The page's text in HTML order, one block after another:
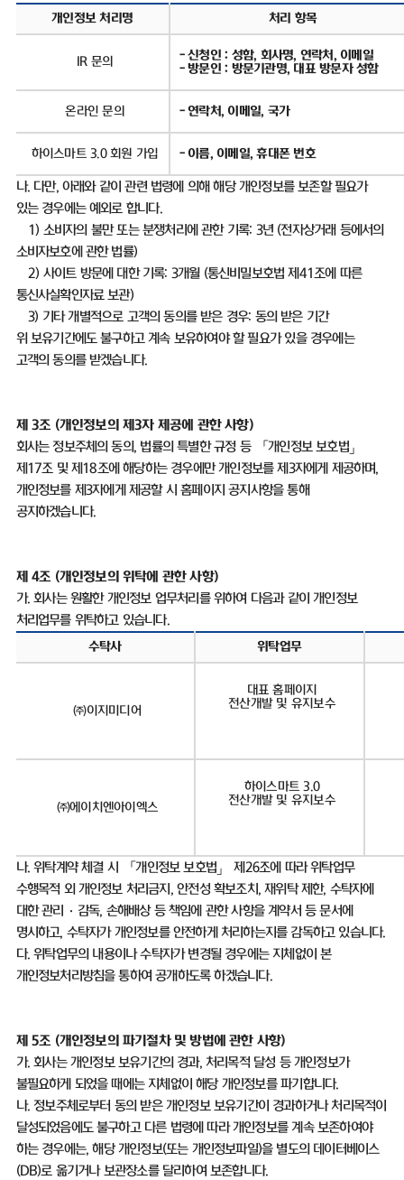
개인정보 처리명 처리 항목
IR 문의 - 신청인 : 성함, 회사명, 연락처 , 이메일
- 방문인: 방문기관명, 대표 방문자 성함
온라인 문의 - 연락처, 이메일, 국가
하이스마트3.0회원 가입 - 이름, 이메일,휴대폰 번호
나. 다만, 아래와 같이 관련 법령에 의해 해당 개인정보를 보존할 필요가
있는 경우에는 예외로 합니다.
1) 소비자의 불만 또는 분쟁처리에 관한 기록: 3년 (전자상거래 등에서의
소비자보호에 관한 법률)
2) 사이트 방문에 대한 기록: 3개월 (통신비밀보호법 제 41 조에 따른
통신사실확인자료 보관)
3) 기타 개별적으로 고객의 동의를 받은 경우: 동의 받은 기간
위 보유기간에도 불구하고 계속 보유하여야 할 필요가 있을 경우에는
고객의 동의를 받겠습니다.
제 3조 (개인정보의 제3자 제공에 관한 사항)
회사는 정보주체의 동의, 법률의 특별한 규정 등 「개인정보 보호법」
제 17조 및 제 18조에 해당하는 경우에만 개인정보를 제 3자에게 제공하며,
개인정보를 제 3자에게 제공할 시 홈페이지 공지사항을 통해
공지하겠습니다.
제 4조 (개인정보의 위탁에 관한 사항)
가.회사는 원활한 개인정보 업무처리를 위하여 다음과 같이 개인정보
처리업무를 위탁하고 있습니다.
수탁사 위탁업무
㈜이지미디어
대표 홈페이지
전산개발 및 유지보수
㈜에이치엔아이엑스
하이스마트 3.0
전산개발 및 유지보수
나.위탁계약 체결 시 「개인정보 보호법」 제 26조에 따라 위탁업무
수행목적 외 개인정보 처리금지 ,안전성 확보조치 ,재위탁 제한, 수탁자에
대한 관리
· 감독, 손해배상 등 책임에 관한 사항을 계약서 등 문서에
명시하고, 수탁자가 개인정보를 안전하게 처리하는지를 감독하고 있습니다.
다.위탁업무의 내용이나 수탁자가 변경될 경우에는 지체없이 본
개인정보처리방침을 통하여 공개하도록 하겠습니다.
제 5조 (개인정보의 파기절차 및 방법에 관한 사항)
가.회사는 개인정보 보유기간의 경과, 처리목적 달성 등 개인정보가
불필요하게 되었을 때에는 지체없이 해당 개인정보를 파기합니다.
나.정보주체로부터 동의 받은 개인정보 보유기간이 경과하거나 처리목적이
달성되었음에도 불구하고 다른 법령에 따라 개인정보를 계속 보존하여야
하는 경우에는,해당 개인정보(또는 개인정보파일)을 별도의 데이터베이스
(DB)로 옮기거나 보관장소를 달리하여 보존합니다.